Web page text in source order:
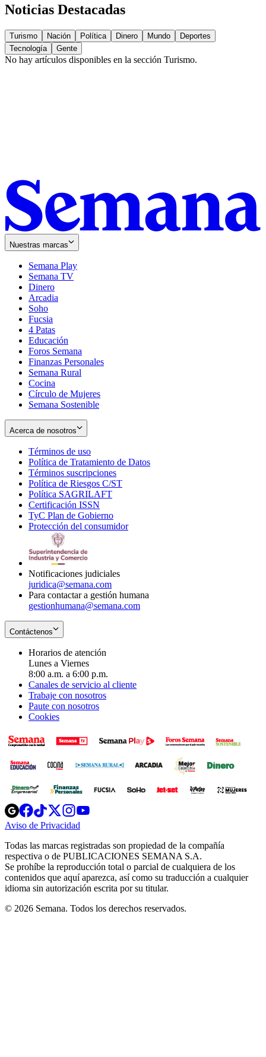
Noticias Destacadas
Turismo Nación Política Dinero Mundo
Deportes
Tecnología
Gente
No hay artículos disponibles en la sección Turismo.
Nuestras marcas
Semana Play
Semana TV
Dinero
Arcadia
Soho
in
new
window
Fucsia
in
new
window
4 Patas
Educación
Foros Semana
Finanzas Personales
Semana Rural
Cocina
Círculo de Mujeres
Semana Sostenible
Acerca de nosotros
Términos de uso
in
new
window
Política de Tratamiento de Datos
Términos suscripciones
in
Política de Riesgos C/ST
Política SAGRILAFT
new
window
Certificación ISSN
in
new
TyC Plan de Gobierno
in
Protección del consumidorOpens
Notificaciones judiciales
juridica@semana.com
Para contactar a gestión humana
gestionhumana@semana.com
Contáctenos
Horarios de atención
Lunes a Viernes
8:00 a.m. a 6:00 p.m.
Canales de servicio al cliente
Trabaje con nosotros
Paute con nosotros
Cookies
Opens
in
new
Opens
in
new
Opens
in
new
window
Opens
new
windowwindow
Aviso de Privacidad
new
window
Todas las marcas registradas son propiedad de la compañía
respectiva o de PUBLICACIONES SEMANA S.A.
Se prohíbe la reproducción total o parcial de cualquiera de los
contenidos que aquí aparezca, así como su traducción a cualquier
idioma sin autorización escrita por su titular.
© 2026 Semana. Todos los derechos reservados.